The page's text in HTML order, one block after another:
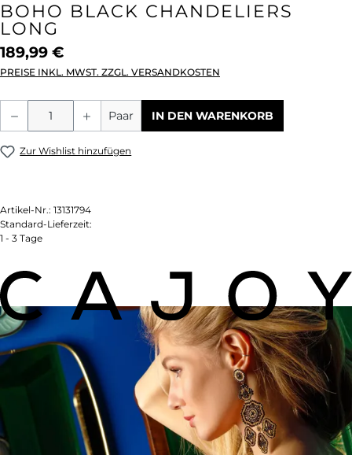
BOHO BLACK CHANDELIERS
LONG
189,99 €
PREISE INKL. MWST. ZZGL. VERSANDKOSTEN
Produkt Anzahl: Gib den gewünschten
Paar IN DEN WARENKORB
Zur Wishlist hinzufügen
Artikel-Nr.: 13131794
Standard-Lieferzeit:
1 - 3 Tage